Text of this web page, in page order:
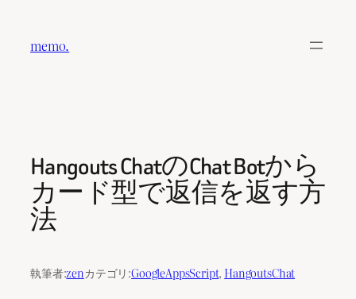
memo.
Hangouts ChatのChat Botから
カード型で返信を返す方
法
執筆者:zenカテゴリ:GoogleAppsScript, HangoutsChat